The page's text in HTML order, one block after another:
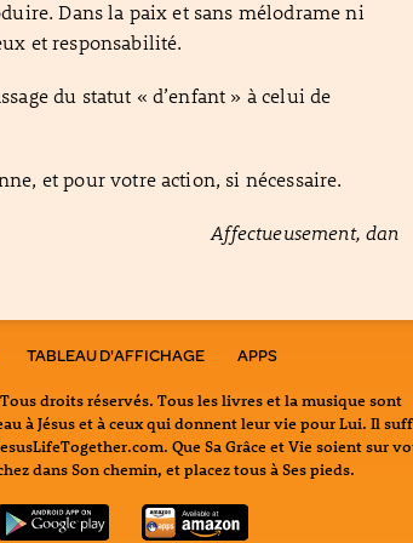
Dans la paix et sans mélodrame ni
et responsabilité.
du statut « d’enfant » à celui de
et pour votre action, si nécessaire.
Affectueusement, dan
TABLEAU D'AFFICHAGE APPS
droits réservés. Tous les livres et la musique sont
à Jésus et à ceux qui donnent leur vie pour Lui. Il
Que Sa Grâce et Vie soient sur
dans Son chemin, et placez tous à Ses pieds.